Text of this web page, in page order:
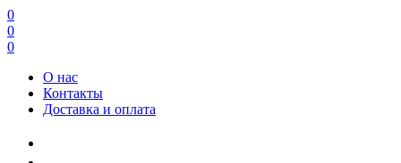
0
0
0
О нас
Контакты
Доставка и оплата